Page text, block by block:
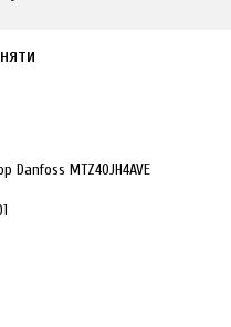
Danfoss MTZ40JH4AVE